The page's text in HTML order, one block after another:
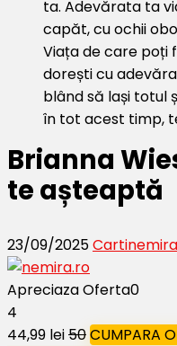
Brianna
te așteaptă
23/09/2025Carti
Apreciaza Oferta0
4
44,99 lei50CUMPARA